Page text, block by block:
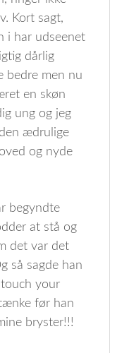
Kort sagt,
i har udseenet
dårlig
bedre men nu
en skøn
ung og jeg
ædrulige
og nyde
begyndte
at stå og
det var det
så sagde han
your
før han
bryster!!!